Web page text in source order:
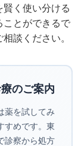
く使い分ける
ことができるで
談ください。
のご案内
薬を試してみ
すめです。東
診察から処方